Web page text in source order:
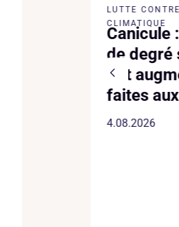
LUTTE
CLIMATIQUE
Canicule
de degré
fait
faites
4.08.2026